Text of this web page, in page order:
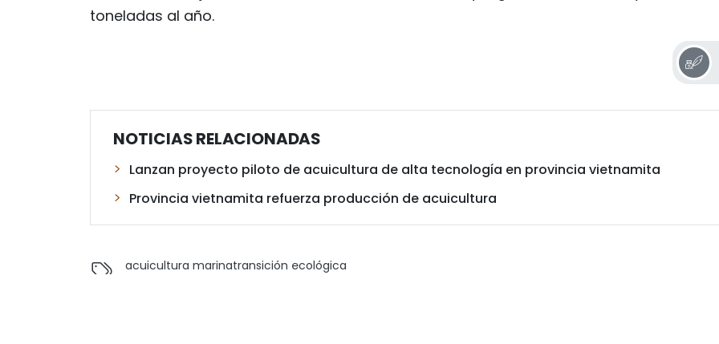
toneladas al año.
NOTICIAS RELACIONADAS
Lanzan proyecto piloto de acuicultura de alta tecnología en provincia vietnamita
Provincia vietnamita refuerza producción de acuicultura
acuicultura marinatransición ecológica